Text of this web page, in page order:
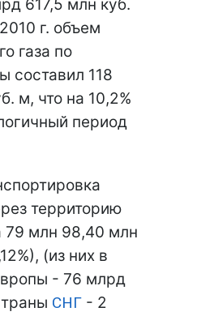
617,5 млн куб.
г. объем
газа по
составил 118
м, что на 10,2%
период
территорию
79 млн 98,40 млн
(из них в
- 76 млрд
СНГ - 2